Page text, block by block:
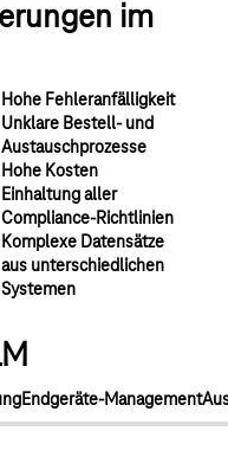
im
Hohe Fehleranfälligkeit
Unklare Bestell- und
Austauschprozesse
Hohe Kosten
Einhaltung aller
Compliance-Richtlinien
Komplexe Datensätze
aus unterschiedlichen
Systemen
Endgeräte-Management